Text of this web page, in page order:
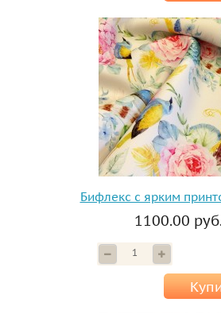
Бифлекс с ярким
1100.00